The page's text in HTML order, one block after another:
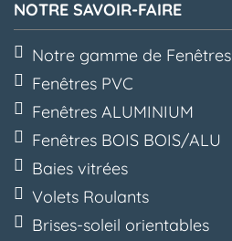
NOTRE SAVOIR-FAIRE
Notre gamme de Fenêtres
Fenêtres PVC
Fenêtres ALUMINIUM
Fenêtres BOIS BOIS/ALU
Baies vitrées
Volets Roulants
Brises-soleil orientables